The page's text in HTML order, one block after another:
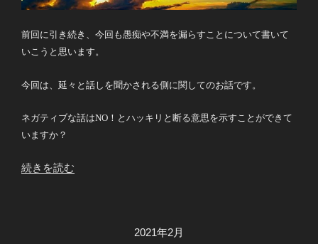
前回に引き続き、今回も愚痴や不満を漏らすことについて書いて
いこうと思います。
今回は、延々と話しを聞かされる側に関してのお話です。
ネガティブな話はNO！とハッキリと断る意思を示すことができて
いますか？
“NO！
続きを読む
2021年2月